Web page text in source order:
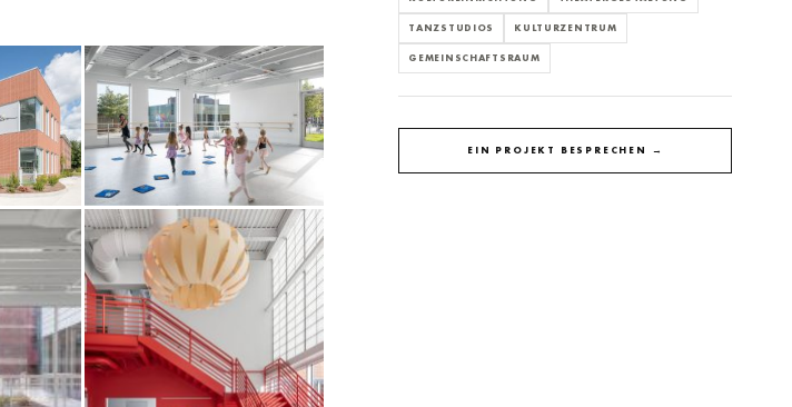
TANZSTUDIOS KULTURZENTRUM
GEMEINSCHAFTSRAUM
EIN PROJEKT BESPRECHEN →